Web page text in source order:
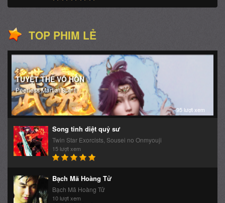
TOP PHIM LẺ
TUYỆT THẾ VÕ HỒN
Peerless Martial Spirit
95 lượt xem
Song tinh diệt quỷ sư
Twin Star Exorcists, Sousei no Onmyouji
15 lượt xem
Bạch Mã Hoàng Tử
Bạch Mã Hoàng Tử
10 lượt xem